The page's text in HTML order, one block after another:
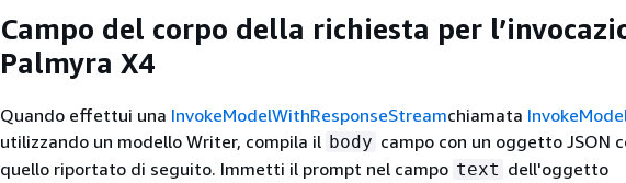
Campo del corpo della richiesta per
Palmyra X4
Quando effettui una InvokeModelWithResponseStreamchiamata
utilizzando un modello Writer, compila il body campo con un oggetto JSON
quello riportato di seguito. Immetti il prompt nel campo text dell'oggetto